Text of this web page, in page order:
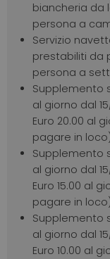
biancheria da
persona a
Servizio
prestabiliti da
persona a
Supplemento
al giorno dal
Euro 20.00 al
pagare in
Supplemento
al giorno dal
Euro 15.00 al
pagare in
Supplemento
al giorno dal
Euro 10.00 al